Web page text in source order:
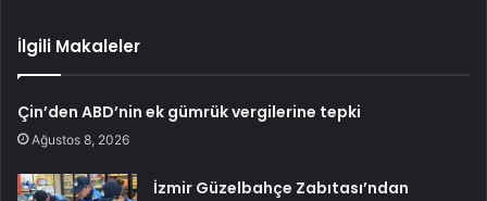
İlgili Makaleler
Çin’den ABD’nin ek gümrük vergilerine tepki
Ağustos 8, 2026
İzmir Güzelbahçe Zabıtası’ndan